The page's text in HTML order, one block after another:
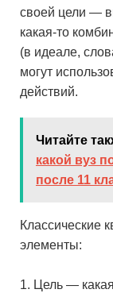
своей цели —
какая-то
(в идеале,
могут
действий.
Читайте
какой вуз
после 11
Классические
элементы:
Цель —